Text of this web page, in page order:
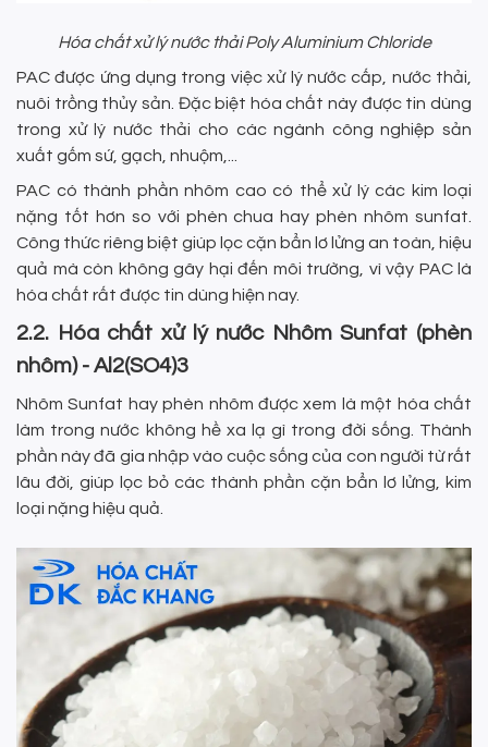
Hóa chất xử lý nước thải Poly Aluminium Chloride
PAC được ứng dụng trong việc xử lý nước cấp, nước thải,
nuôi trồng thủy sản. Đặc biệt hóa chất này được tin dùng
trong xử lý nước thải cho các ngành công nghiệp sản
xuất gốm sứ, gạch, nhuộm,...
PAC có thành phần nhôm cao có thể xử lý các kim loại
nặng tốt hơn so với phèn chua hay phèn nhôm sunfat.
Công thức riêng biệt giúp lọc cặn bẩn lơ lửng an toàn, hiệu
quả mà còn không gây hại đến môi trường, vì vậy PAC là
hóa chất rất được tin dùng hiện nay.
2.2. Hóa chất xử lý nước Nhôm Sunfat (phèn
nhôm) - Al2(SO4)3
Nhôm Sunfat hay phèn nhôm được xem là một hóa chất
làm trong nước không hề xa lạ gì trong đời sống. Thành
phần này đã gia nhập vào cuộc sống của con người từ rất
lâu đời, giúp lọc bỏ các thành phần cặn bẩn lơ lửng, kim
loại nặng hiệu quả.